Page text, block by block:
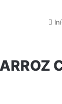
ARROZ